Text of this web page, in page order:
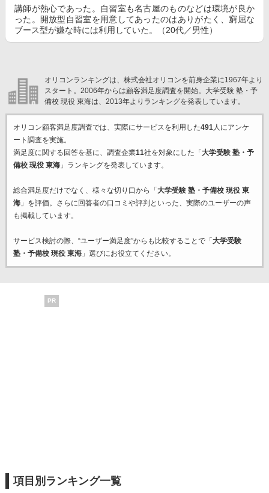
講師が熱心であった。自習室も名古屋のものなどは環境が良か
った。開放型自習室を用意してあったのはありがたく、窮屈な
ブース型が嫌な時には利用していた。（20代／男性）
オリコンランキングは、株式会社オリコンを前身企業に1967年より
スタート。2006年からは顧客満足度調査を開始。大学受験 塾・予
備校 現役 東海は、2013年よりランキングを発表しています。
オリコン顧客満足度調査では、実際にサービスを利用した491人にアンケ
ート調査を実施。
満足度に関する回答を基に、調査企業11社を対象にした「 大学受験 塾・予
備校 現役 東海」ランキングを発表しています。
総合満足度だけでなく、様々な切り口から「 大学受験 塾・予備校 現役 東
海」を評価。さらに回答者の口コミや評判といった、実際のユーザーの声
も掲載しています。
サービス検討の際、“ユーザー満足度”からも比較することで「 大学受験
塾・予備校 現役 東海」選びにお役立てください。
PR
項目別ランキング一覧